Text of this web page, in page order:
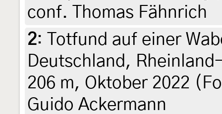
conf. Thomas Fähnrich
2:
Totfund auf einer
Deutschland,
206 m, Oktober 2022
Guido Ackermann